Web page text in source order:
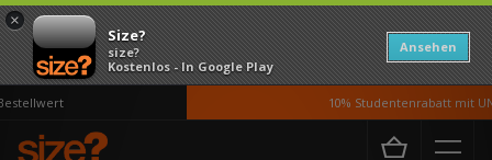
×
Size?
size?
Kostenlos - In Google Play
Ansehen
10% Studentenrabatt mit